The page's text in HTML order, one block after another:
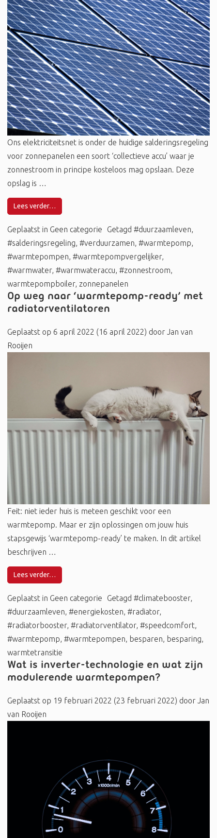
Ons elektriciteitsnet is onder de huidige salderingsregeling
voor zonnepanelen een soort ‘collectieve accu’ waar je
zonnestroom in principe kosteloos mag opslaan. Deze
opslag is …
Lees verder…
Geplaatst in Geen categorie Getagd #duurzaamleven,
#salderingsregeling, #verduurzamen, #warmtepomp,
#warmtepompen, #warmtepompvergelijker,
#warmwater, #warmwateraccu, #zonnestroom,
warmtepompboiler, zonnepanelen
Op weg naar ‘warmtepomp-ready’ met
radiatorventilatoren
Geplaatst op 6 april 2022 (16 april 2022) door Jan van
Rooijen
Feit: niet ieder huis is meteen geschikt voor een
warmtepomp. Maar er zijn oplossingen om jouw huis
stapsgewijs ‘warmtepomp-ready’ te maken. In dit artikel
beschrijven …
Lees verder…
Geplaatst in Geen categorie Getagd #climatebooster,
#duurzaamleven, #energiekosten, #radiator,
#radiatorbooster, #radiatorventilator, #speedcomfort,
#warmtepomp, #warmtepompen, besparen, besparing,
warmtetransitie
Wat is inverter-technologie en wat zijn
modulerende warmtepompen?
Geplaatst op 19 februari 2022 (23 februari 2022) door Jan
van Rooijen